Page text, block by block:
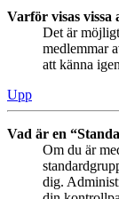
Varför visas
Det är
medlemmar
att känna
Upp
Vad är en
Om du är
dig.